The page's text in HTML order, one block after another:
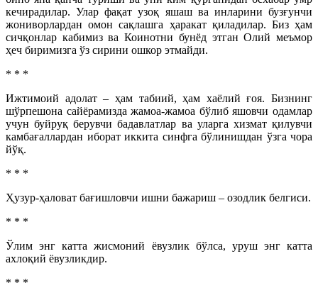
кечирадилар. Улар фақат узоқ яшаш ва инларини бузғунчи
жониворлардан омон сақлашга ҳаракат қиладилар. Биз ҳам
сичқонлар кабимиз ва Коинотни бунёд этган Олий меъмор
ҳеч биримизга ўз сирини ошкор этмайди.
* * *
Ижтимоий адолат – ҳам табиий, ҳам хаёлий ғоя. Бизнинг
шўрпешона сайёрамизда жамоа-жамоа бўлиб яшовчи одамлар
учун буйруқ берувчи бадавлатлар ва уларга хизмат қилувчи
камбағаллардан иборат иккита синфга бўлинишдан ўзга чора
йўқ.
* * *
Ҳузур-ҳаловат бағишловчи ишни бажариш – озодлик белгиси.
* * *
Ўлим энг катта жисмоний ёвузлик бўлса, уруш энг катта
ахлоқий ёвузликдир.